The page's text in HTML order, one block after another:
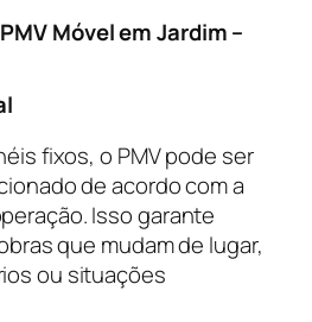
Móvel em Jardim –
fixos, o PMV pode ser
de acordo com a
Isso garante
que mudam de lugar,
ou situações